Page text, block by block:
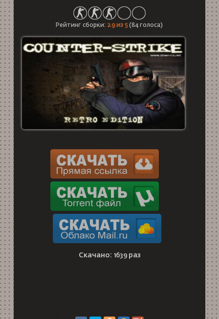
Рейтинг сборки: 2.9из 5(84 голоса)
Скачано: 1639 раз